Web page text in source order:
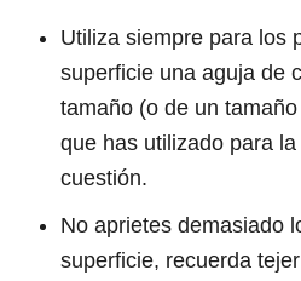
Utiliza siempre para los
superficie una aguja de
tamaño (o de un
que has utilizado para
cuestión.
No aprietes demasiado
superficie, recuerda